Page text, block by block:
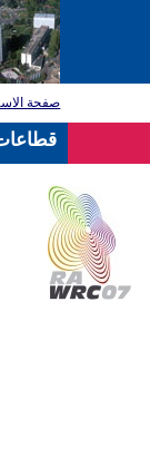
صفحة
قطاعات